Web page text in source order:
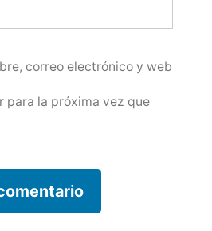
correo electrónico y web
para la próxima vez que